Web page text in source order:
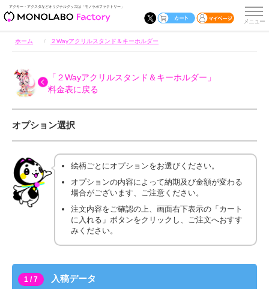
アクキー・アクスタなどオリジナルグッズは「モノラボファクトリー」
ホーム ２Wayアクリルスタンド＆キーホルダー
「２Wayアクリルスタンド＆キーホルダー」
料金表に戻る
オプション選択
絵柄ごとにオプションをお選びください。
オプションの内容によって納期及び金額が変わる
場合がございます、ご注意ください。
注文内容をご確認の上、画面右下表示の「カート
に入れる」ボタンをクリックし、ご注文へおすす
みください。
1 / 7 入稿データ